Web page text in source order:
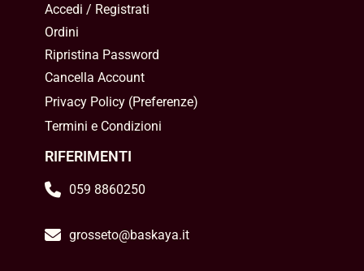
Accedi / Registrati
Ordini
Ripristina Password
Cancella Account
Privacy Policy(Preferenze)
Termini e Condizioni
RIFERIMENTI
059 8860250
grosseto@baskaya.it